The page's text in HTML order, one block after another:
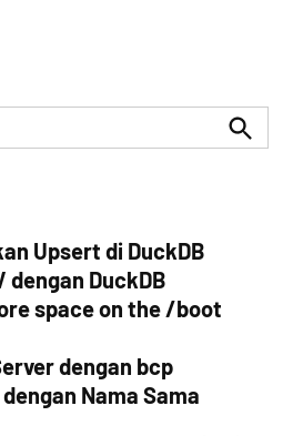
Search
Upsert di DuckDB
dengan DuckDB
space on the /boot
dengan bcp
Nama Sama